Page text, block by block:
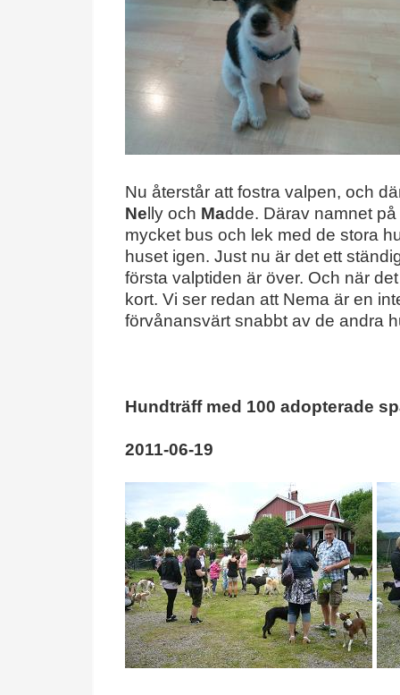
Nu återstår att fostra valpen, och
Ne lly och Madde. Därav namnet
mycket bus och lek med de stora
huset igen. Just nu är det ett
första valptiden är över. Och när
kort. Vi ser redan att Nema är en
förvånansvärt snabbt av de andra
Hundträff med 100 adopterade
2011-06-19